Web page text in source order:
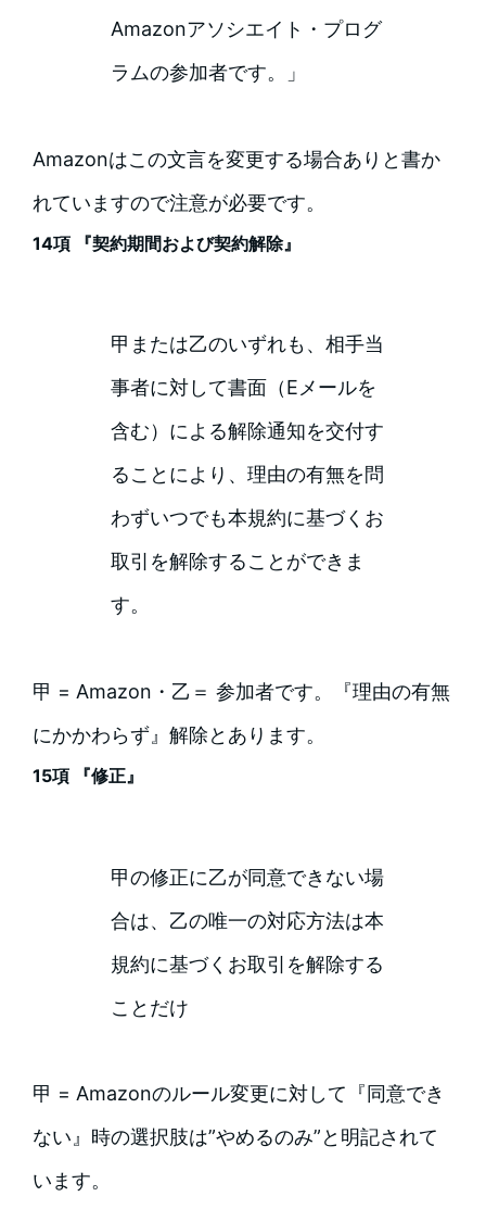
Amazonアソシエイト・プログ
ラムの参加者です。」
Amazonはこの文言を変更する場合ありと書か
れていますので注意が必要です。
14項 『契約期間および契約解除』
甲または乙のいずれも、相手当
事者に対して書面（Eメールを
含む）による解除通知を交付す
ることにより、理由の有無を問
わずいつでも本規約に基づくお
取引を解除することができま
す。
甲 = Amazon・乙＝ 参加者です。『理由の有無
にかかわらず』解除とあります。
15項 『修正』
甲の修正に乙が同意できない場
合は、乙の唯一の対応方法は本
規約に基づくお取引を解除する
ことだけ
甲 = Amazonのルール変更に対して『同意でき
ない』時の選択肢は”やめるのみ”と明記されて
います。